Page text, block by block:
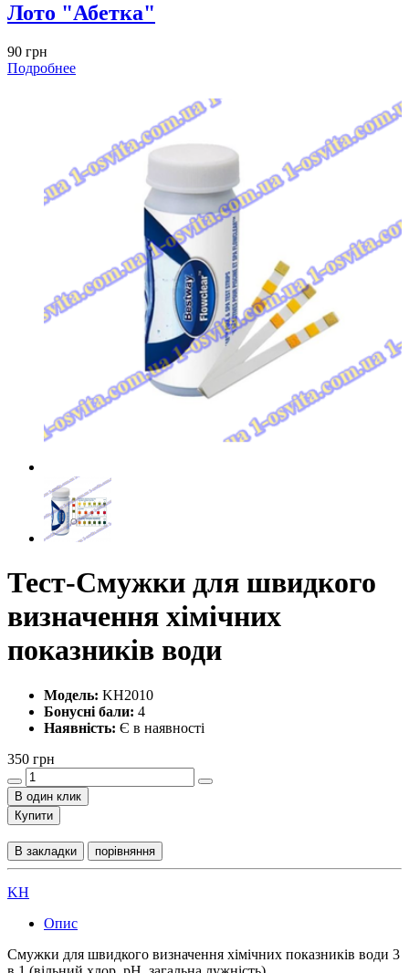
Лото "Абетка"
90 грн
Подробнее
Тест-Смужки для швидкого
визначення хімічних
показників води
Модель: KH2010
Бонусні бали: 4
Наявність: Є в наявності
350 грн
В один клик
Купити
В закладки порівняння
KH
Опис
Смужки для швидкого визначення хімічних показників води 3